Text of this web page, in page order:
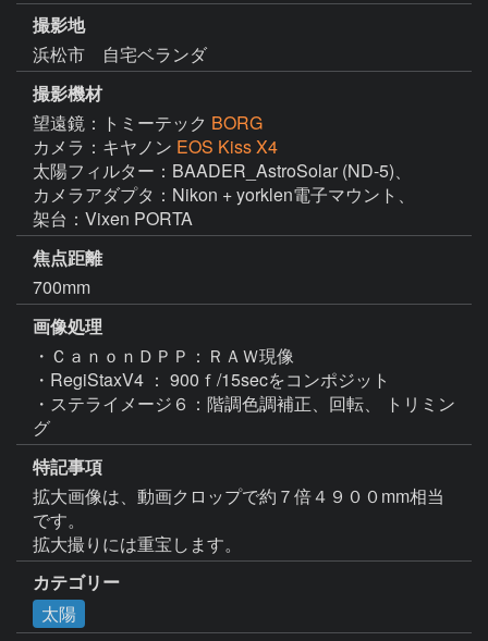
撮影地
浜松市 自宅ベランダ
撮影機材
望遠鏡：トミーテック BORG
カメラ：キヤノン EOS Kiss X4
太陽フィルター：BAADER_AstroSolar (ND-5)、
カメラアダプタ：Nikon + yorklen電子マウント、
架台：Vixen PORTA
焦点距離
700mm
画像処理
・ＣａｎｏｎＤＰＰ：ＲＡＷ現像
・RegiStaxV4 ： 900ｆ/15secをコンポジット
・ステライメージ６：階調色調補正、回転、 トリミン
グ
特記事項
拡大画像は、動画クロップで約７倍４９００mm相当
です。
拡大撮りには重宝します。
カテゴリー
太陽